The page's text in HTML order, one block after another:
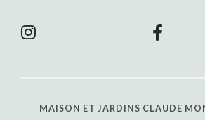
MAISON ET JARDINS CLAUDE